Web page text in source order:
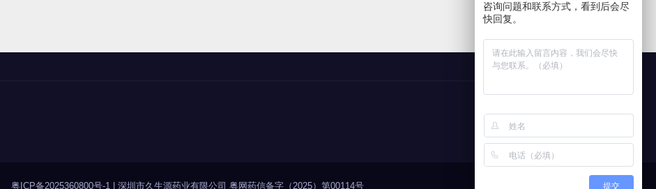
粤ICP备2025360800号-1 深圳市久生源药业有限公司 粤网药信备字（2025）第00114号
咨询问题和联系方式，看到后会尽
快回复。
提交